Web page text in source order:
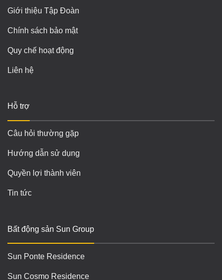
Giới thiệu Tập Đoàn
Chính sách bảo mật
Quy chế hoạt động
Liên hệ
Hỗ trợ
Câu hỏi thường gặp
Hướng dẫn sử dụng
Quyền lợi thành viên
Tin tức
Bất động sản Sun Group
Sun Ponte Residence
Sun Cosmo Residence